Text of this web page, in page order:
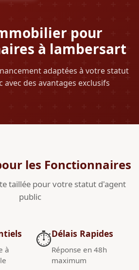
pour
à lambersart
adaptées à votre statut
avec des avantages exclusifs
les Fonctionnaires
taillée pour votre statut d'agent
public
à
⏱️Délais Rapides
Réponse en 48h
maximum